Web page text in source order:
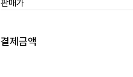
판매가
결제금액